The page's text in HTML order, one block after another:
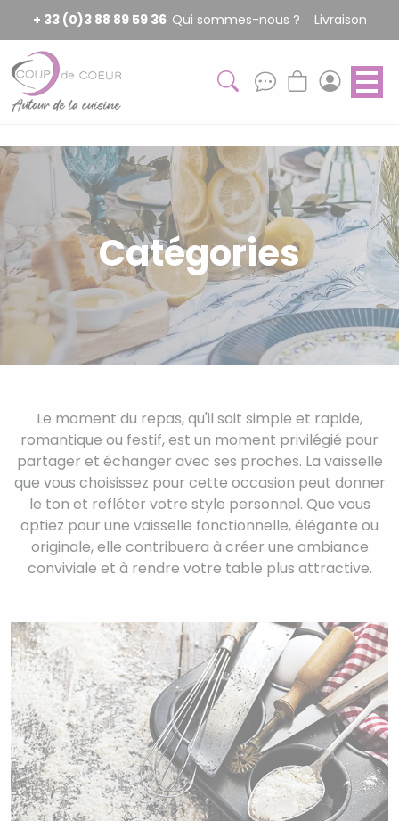
+ 33 (0)3 88 89 59 36 Qui sommes-nous ? Livraison
Catégories
Le moment du repas, qu'il soit simple et rapide,
romantique ou festif, est un moment privilégié pour
partager et échanger avec ses proches. La vaisselle
que vous choisissez pour cette occasion peut donner
le ton et refléter votre style personnel. Que vous
optiez pour une vaisselle fonctionnelle, élégante ou
originale, elle contribuera à créer une ambiance
conviviale et à rendre votre table plus attractive.
Panneau de gestion des cookies